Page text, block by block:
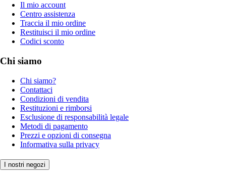
Il mio account
Centro assistenza
Traccia il mio ordine
Restituisci il mio ordine
Codici sconto
Chi siamo
Chi siamo?
Contattaci
Condizioni di vendita
Restituzioni e rimborsi
Esclusione di responsabilità legale
Metodi di pagamento
Prezzi e opzioni di consegna
Informativa sulla privacy
I nostri negozi